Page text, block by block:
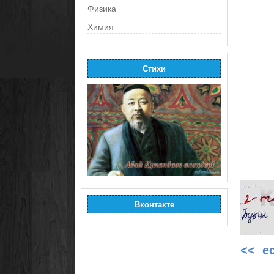
Физика
Химия
Стихи
Вконтакте
<<